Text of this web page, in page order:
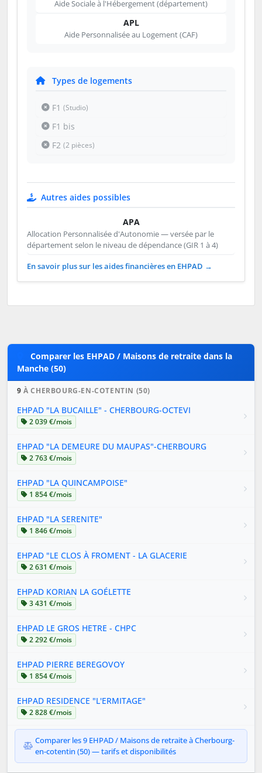
Aide Sociale à l'Hébergement (département)
APL
Aide Personnalisée au Logement (CAF)
Types de logements
F1 (Studio)
F1 bis
F2 (2 pièces)
Autres aides possibles
APA
Allocation Personnalisée d'Autonomie — versée par le
département selon le niveau de dépendance (GIR 1 à 4)
En savoir plus sur les aides financières en EHPAD →
Comparer les EHPAD / Maisons de retraite dans la
Manche (50)
9 À CHERBOURG-EN-COTENTIN (50)
EHPAD "LA BUCAILLE" - CHERBOURG-OCTEVI
2 039 €/mois
EHPAD "LA DEMEURE DU MAUPAS"-CHERBOURG
2 763 €/mois
EHPAD "LA QUINCAMPOISE"
1 854 €/mois
EHPAD "LA SERENITE"
1 846 €/mois
EHPAD "LE CLOS À FROMENT - LA GLACERIE
2 631 €/mois
EHPAD KORIAN LA GOÉLETTE
3 431 €/mois
EHPAD LE GROS HETRE - CHPC
2 292 €/mois
EHPAD PIERRE BEREGOVOY
1 854 €/mois
EHPAD RESIDENCE "L'ERMITAGE"
2 828 €/mois
Comparer les 9 EHPAD / Maisons de retraite à Cherbourg-
en-cotentin (50) — tarifs et disponibilités